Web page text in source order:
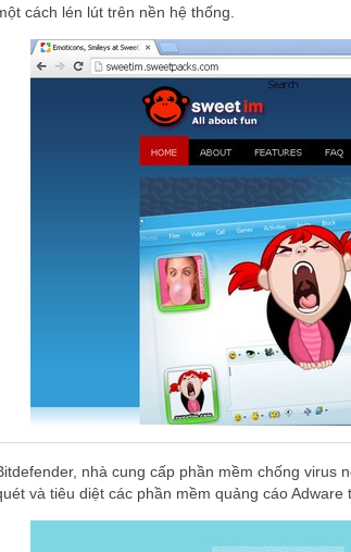
cách lén lút trên nền hệ thống.
nhà cung cấp phần mềm chống virus
và tiêu diệt các phần mềm quảng cáo